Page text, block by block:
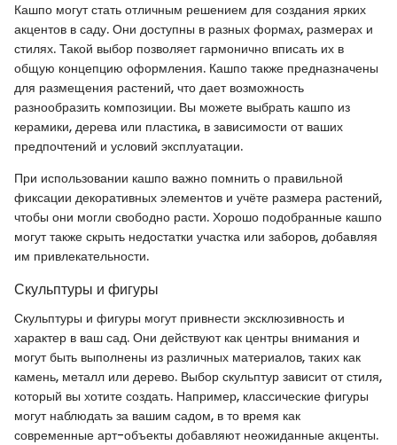
Кашпо могут стать отличным решением для создания ярких
акцентов в саду. Они доступны в разных формах, размерах и
стилях. Такой выбор позволяет гармонично вписать их в
общую концепцию оформления. Кашпо также предназначены
для размещения растений, что дает возможность
разнообразить композиции. Вы можете выбрать кашпо из
керамики, дерева или пластика, в зависимости от ваших
предпочтений и условий эксплуатации.
При использовании кашпо важно помнить о правильной
фиксации декоративных элементов и учёте размера растений,
чтобы они могли свободно расти. Хорошо подобранные кашпо
могут также скрыть недостатки участка или заборов, добавляя
им привлекательности.
Скульптуры и фигуры
Скульптуры и фигуры могут привнести эксклюзивность и
характер в ваш сад. Они действуют как центры внимания и
могут быть выполнены из различных материалов, таких как
камень, металл или дерево. Выбор скульптур зависит от стиля,
который вы хотите создать. Например, классические фигуры
могут наблюдать за вашим садом, в то время как
современные арт-объекты добавляют неожиданные акценты.